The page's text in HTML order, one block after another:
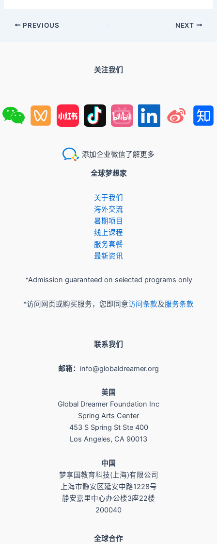
PREVIOUS NEXT
关注我们
添加企业微信了解更多
全球梦想家
关于我们
​海外交流
暑期项目
​线上课程
服务套餐
最新资讯
*Admission guaranteed on selected programs only
*访问网页或购买服务，您即同意访问条款及服务条款
联系我们
邮箱： info@globaldreamer.org
美国
Global Dreamer Foundation Inc
Spring Arts Center
453 S Spring St Ste 400
Los Angeles, CA 90013
​中国
梦享国教育科技(上海)有限公司
上海市静安区延安中路1228号
静安嘉里中心办公楼3座22楼
200040
全球合作